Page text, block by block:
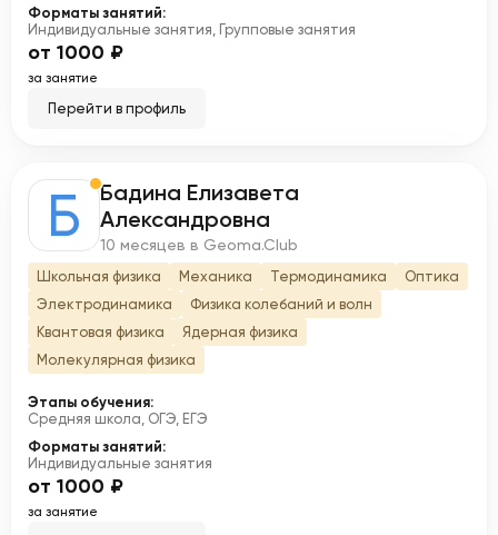
Форматы занятий:
Индивидуальные занятия, Групповые занятия
от 1000 ₽
за занятие
Перейти в профиль
Б
Бадина Елизавета
Александровна
10 месяцев в Geoma.Club
Школьная физика Механика Термодинамика
Оптика
Электродинамика
Физика колебаний и волн
Квантовая физика
Ядерная физика
Молекулярная физика
Этапы обучения:
Средняя школа, ОГЭ, ЕГЭ
Форматы занятий:
Индивидуальные занятия
от 1000 ₽
за занятие